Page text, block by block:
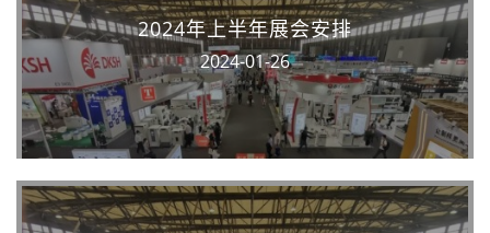
2024年上半年展会安排
2024-01-26